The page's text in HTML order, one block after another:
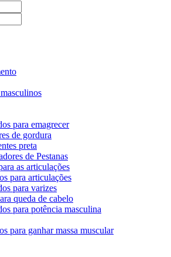
para emagrecer
de gordura
preta
de Pestanas
as articulações
para articulações
para varizes
queda de cabelo
para potência masculina
para ganhar massa muscular